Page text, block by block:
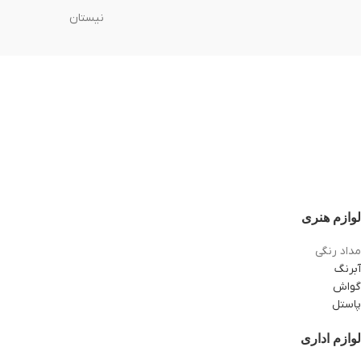
نیستان
لوازم هنری
مداد رنگی
آبرنگ
گواش
پاستل
لوازم اداری